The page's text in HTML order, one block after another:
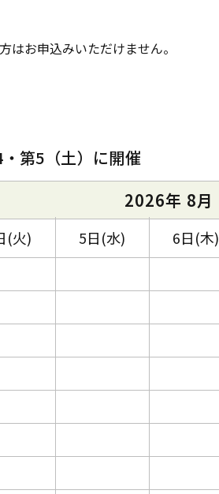
はお申込みいただけません。
第5（土）に開催
2026年 8月
(火) 5日(水) 6日(木)